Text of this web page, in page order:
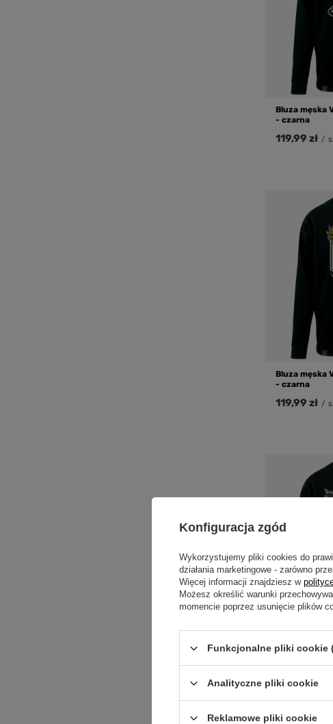
Bluza męska
- czarna
119,99 zł /
Bluza męska
- czarna
119,99 zł /
- czarna
119,99 zł /
Konfiguracja zgód
Wykorzystujemy pliki cookies do
działania marketingowe - zarówno
Więcej informacji znajdziesz w
Możesz określić warunki
momencie poprzez usunięcie plików
Funkcjonalne pliki cookie
Analityczne pliki cookie
Reklamowe pliki cookie